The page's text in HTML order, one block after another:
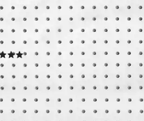
SUMBA, Duschkopf,
Regendusche 30x30,
in Edelstahl
(14)
€ UVP 79,99 €
- in 4-5 Werktagen bei dir